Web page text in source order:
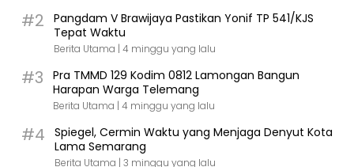
#2
Pangdam V Brawijaya Pastikan Yonif TP 541/KJS
Tepat Waktu
Berita Utama | 4 minggu yang lalu
#3
Pra TMMD 129 Kodim 0812 Lamongan Bangun
Harapan Warga Telemang
Berita Utama | 4 minggu yang lalu
#4
Spiegel, Cermin Waktu yang Menjaga Denyut Kota
Lama Semarang
Berita Utama | 3 minggu yang lalu